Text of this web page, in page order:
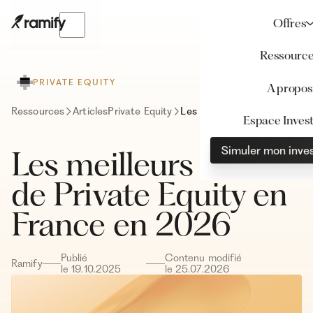
Offres
A propos
Espace
Simuler mon
PRIVATE EQUITY
Ressources ArticlesPrivate Equity
Les meilleurs fonds
de Private Equity en
France en 2026
Ramify
Publié
le19.10.2025
Contenu modifié
le 25.07.2026